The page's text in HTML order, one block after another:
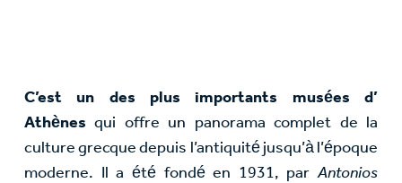
C’est un des plus importants musées d’
Athènesqui offre un panorama complet de la
culture grecque depuis l’antiquité jusqu’à l’époque
moderne. Il a été fondé en 1931, parAntonios